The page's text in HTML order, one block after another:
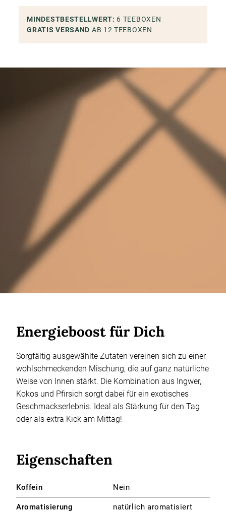
MINDESTBESTELLWERT: 6 TEEBOXEN
GRATIS VERSAND AB 12 TEEBOXEN
Energieboost für Dich
Sorgfältig ausgewählte Zutaten vereinen sich zu einer
wohlschmeckenden Mischung, die auf ganz natürliche
Weise von Innen stärkt. Die Kombination aus Ingwer,
Kokos und Pfirsich sorgt dabei für ein exotisches
Geschmackserlebnis. Ideal als Stärkung für den Tag
oder als extra Kick am Mittag!
Eigenschaften
Koffein Nein
Aromatisierung natürlich aromatisiert